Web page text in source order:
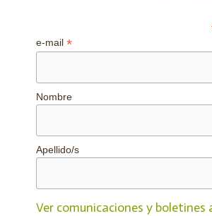
e-mail*
Nombre
Apellido/s
Ver comunicaciones y boletines